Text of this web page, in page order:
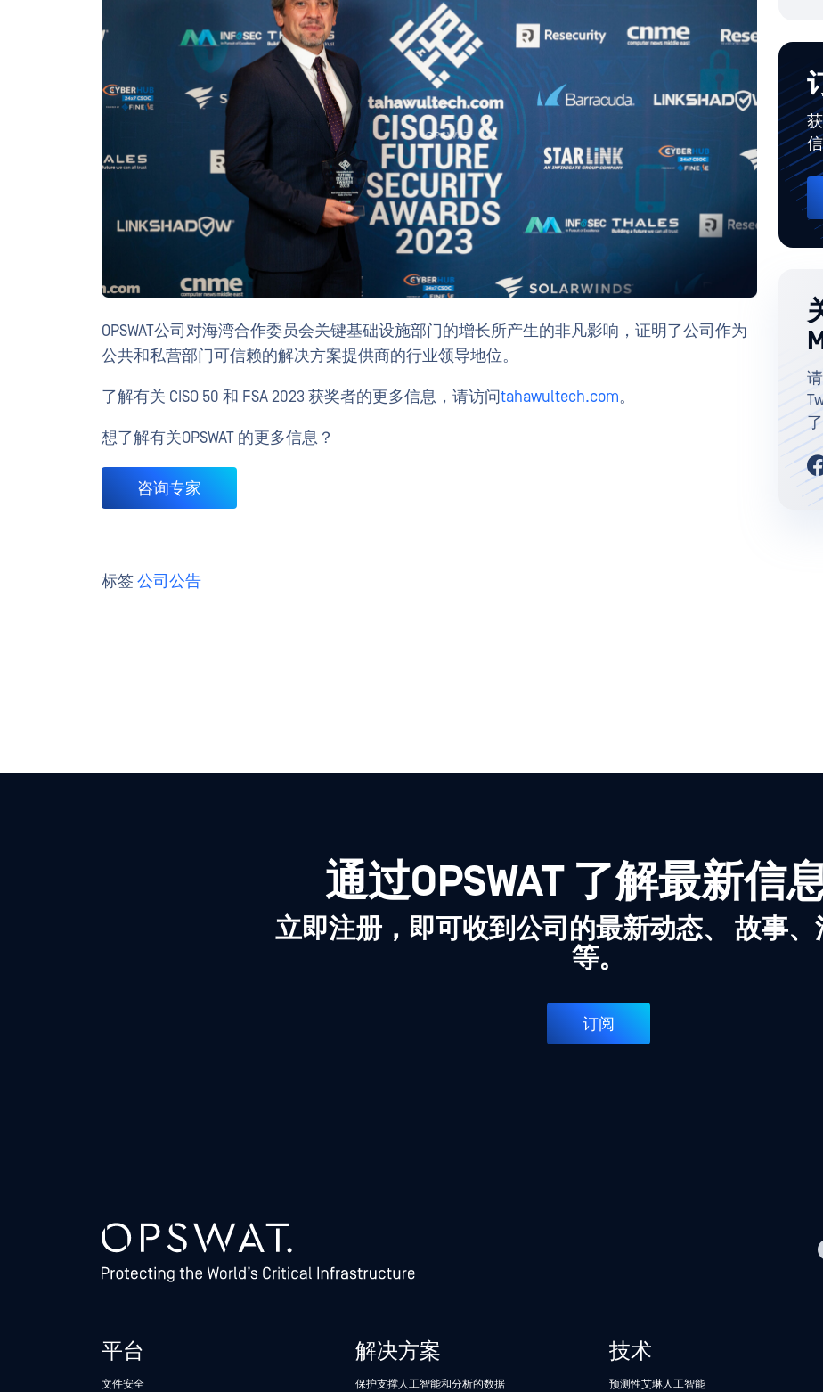
OPSWAT公司对海湾合作委员会关键基础设施部门的增长所产生的非凡影响，证明了公司作为
公共和私营部门可信赖的解决方案提供商的行业领导地位。
了解有关 CISO 50 和 FSA 2023 获奖者的更多信息，请访问tahawultech.com。
想了解有关OPSWAT 的更多信息？
咨询专家
标签公司公告
通过OPSWAT 了解最新信
立即注册，即可收到公司的最新动态、 故事
等。
订阅
平台
文件安全
解决方案
保护支撑人工智能和分析的数据
技术
预测性艾琳人工智能